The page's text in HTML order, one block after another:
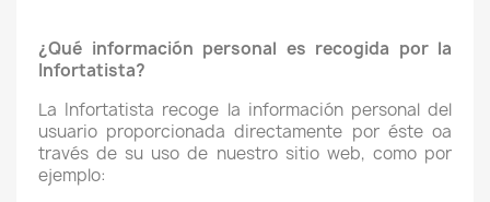
¿Qué información personal es recogida por la
Infortatista?
La Infortatista recoge la información personal del
usuario proporcionada directamente por éste oa
través de su uso de nuestro sitio web, como por
ejemplo: